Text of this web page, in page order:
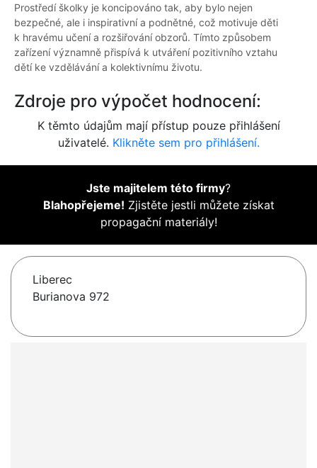
Prostředí školky je koncipováno tak, aby bylo nejen
bezpečné, ale i inspirativní a podnětné, což motivuje děti
k hravému učení a rozšiřování obzorů. Tímto způsobem
zařízení významně přispívá k utváření pozitivního vztahu
dětí ke vzdělávání a kolektivnímu životu.
Zdroje pro výpočet hodnocení:
K těmto údajům mají přístup pouze přihlášení
uživatelé. Klikněte sem pro přihlášení.
Jste majitelem této firmy?
Blahopřejeme! Zjistěte jestli můžete získat
propagační materiály!
Liberec
Burianova 972